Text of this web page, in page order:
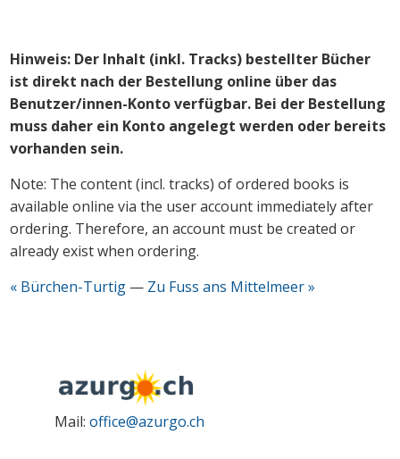
Hinweis: Der Inhalt (inkl. Tracks) bestellter Bücher
ist direkt nach der Bestellung online über das
Benutzer/innen-Konto verfügbar. Bei der Bestellung
muss daher ein Konto angelegt werden oder bereits
vorhanden sein.
Note: The content (incl. tracks) of ordered books is
available online via the user account immediately after
ordering. Therefore, an account must be created or
already exist when ordering.
« Bürchen-Turtig — Zu Fuss ans Mittelmeer »
Mail:office@azurgo.ch